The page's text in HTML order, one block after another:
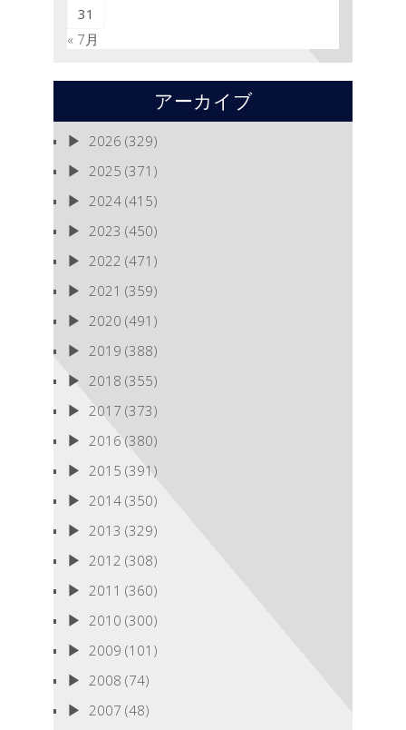
31
« 7月
アーカイブ
2026 (329)
2025 (371)
2024 (415)
2023 (450)
2022 (471)
2021 (359)
2020 (491)
2019 (388)
2018 (355)
2017 (373)
2016 (380)
2015 (391)
2014 (350)
2013 (329)
2012 (308)
2011 (360)
2010 (300)
2009 (101)
2008 (74)
2007 (48)